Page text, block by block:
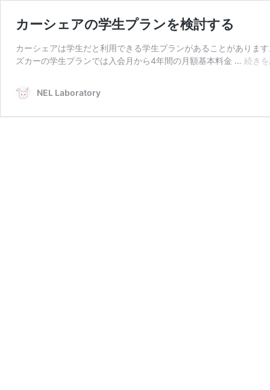
カーシェアの学生プランを検討する
カーシェアは学生だと利用できる学生プランがあることがありま
ズカーの学生プランでは入会月から4年間の月額基本料金 … 続き
NEL Laboratory